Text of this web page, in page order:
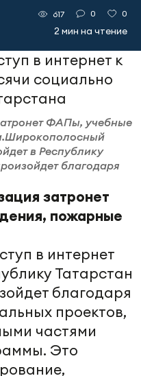
617 0 0
2 мин на чтение
ФАПы, учебные
в Республику
благодаря
затронет
пожарные
в интернет
Татарстан
благодаря
проектов,
частями
Это